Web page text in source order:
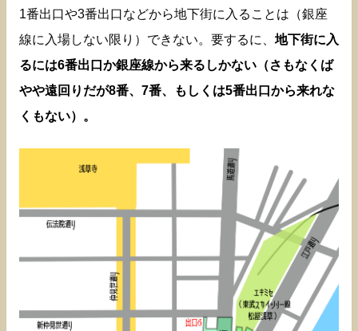
1番出口や3番出口などから地下街に入ることは（銀座
線に入場しない限り）できない。要するに、 地下街に入
るには6番出口か銀座線から来るしかない（さもなくば
やや遠回りだが8番、7番、もしくは5番出口から来れな
くもない）。